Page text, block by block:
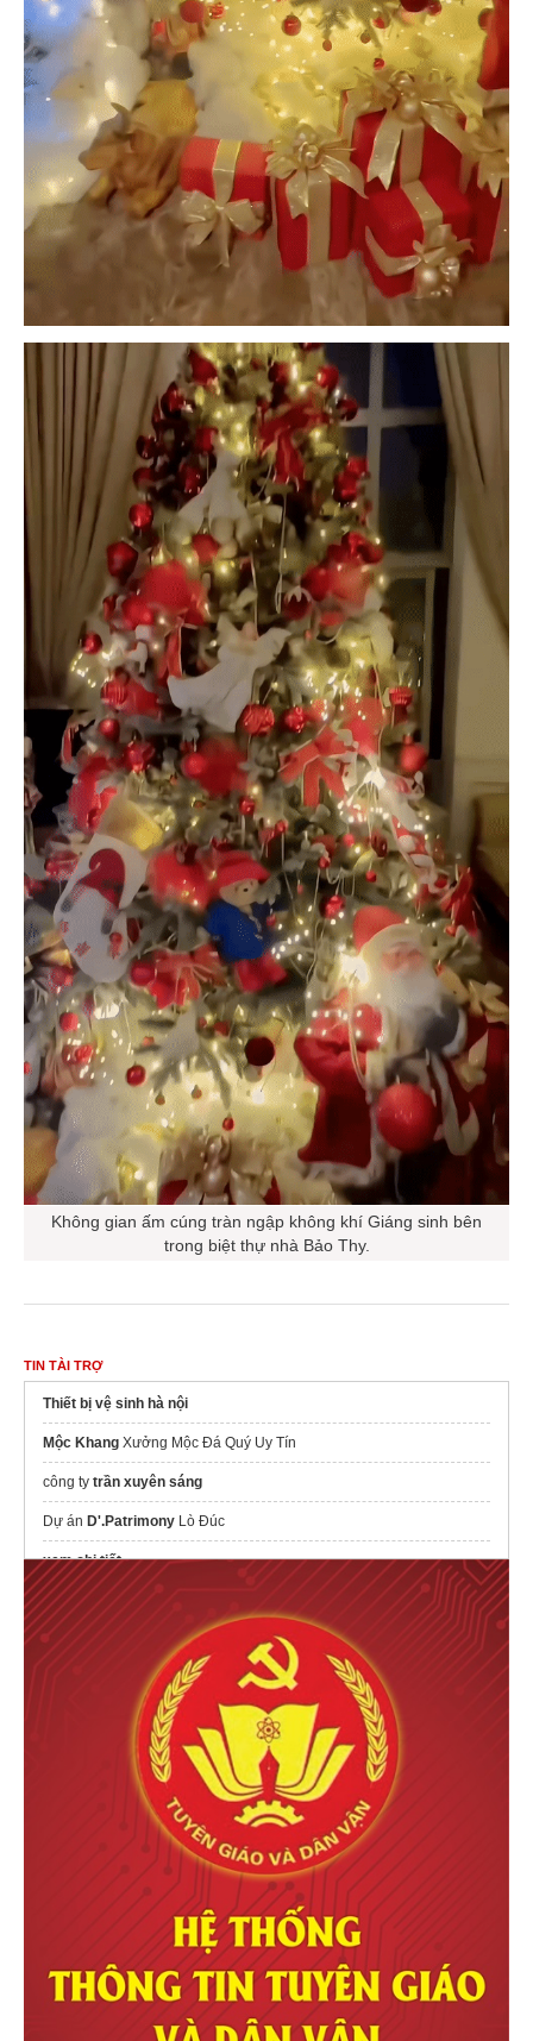
Không gian ấm cúng tràn ngập không khí Giáng sinh bên
trong biệt thự nhà Bảo Thy.
TIN TÀI TRỢ
Thiết bị vệ sinh hà nội
Mộc Khang Xưởng Mộc Đá Quý Uy Tín
công ty trần xuyên sáng
Dự án D'.Patrimony Lò Đúc
xem chi tiết
Lắp thang máy tải hàng
Căn hộ Bcons Central Park Biên Hòa
nệm bông ép giá rẻ
suanhatrongoiantam chuyên sơn nhà tại tphcm chuyên nghiệp
Imperia Royal Island
Maison Privée CapitaLandCiputra